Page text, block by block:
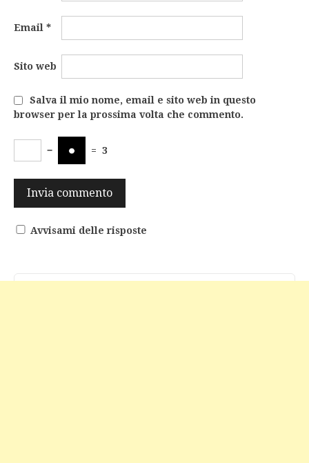
Email *
Sito web
Salva il mio nome, email e sito web in questo
browser per la prossima volta che commento.
− = 3
Avvisami delle risposte